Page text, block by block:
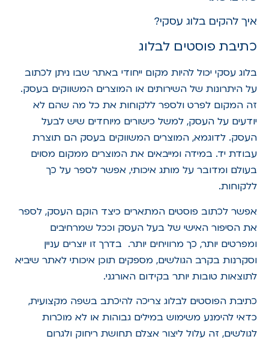
איך להקים בלוג עסקי?
כתיבת פוסטים לבלוג
בלוג עסקי יכול להיות מקום ייחודי באתר שבו ניתן לכתוב
על היתרונות של השירותים או המוצרים המשווקים בעסק.
זה המקום לפרט ולספר ללקוחות את כל מה שהם לא
יודעים על העסק, למשל כישורים מיוחדים שיש לבעל
העסק. לדוגמא, המוצרים המשווקים בעסק הם תוצרת
עבודת יד. במידה ומייבאים את המוצרים ממקום מסוים
בעולם ומדובר על מותג איכותי, אפשר לספר על כך
ללקוחות.
אפשר לכתוב פוסטים המתארים כיצד הוקם העסק, לספר
את הסיפור האישי של בעל העסק וככל שמרחיבים
ומפרטים יותר, כך מרוויחים יותר. בדרך זו יוצרים עניין
וסקרנות בקרב הגולשים, מספקים תוכן איכותי לאתר שיביא
לתוצאות טובות יותר בקידום האורגני.
כתיבת הפוסטים לבלוג צריכה להיכתב בשפה מקצועית,
כדאי להימנע משימוש במילים גבוהות או לא מוכרות
לגולשים, זה עלול ליצור אצלם תחושת ריחוק ולגרום